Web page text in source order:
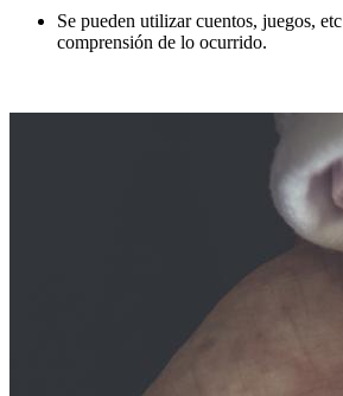
Se pueden utilizar cuentos, juegos,
comprensión de lo ocurrido.